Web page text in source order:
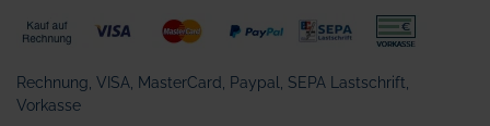
Rechnung, VISA, MasterCard, Paypal, SEPA Lastschrift,
Vorkasse